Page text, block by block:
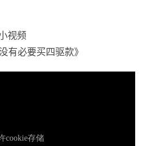
视频
有必要买四驱款》